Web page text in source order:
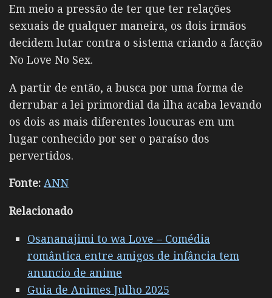
Em meio a pressão de ter que ter relações
sexuais de qualquer maneira, os dois irmãos
decidem lutar contra o sistema criando a facção
No Love No Sex.
A partir de então, a busca por uma forma de
derrubar a lei primordial da ilha acaba levando
os dois as mais diferentes loucuras em um
lugar conhecido por ser o paraíso dos
pervertidos.
Fonte: ANN
Relacionado
Osananajimi to wa Love – Comédia
romântica entre amigos de infância tem
anuncio de anime
Guia de Animes Julho 2025